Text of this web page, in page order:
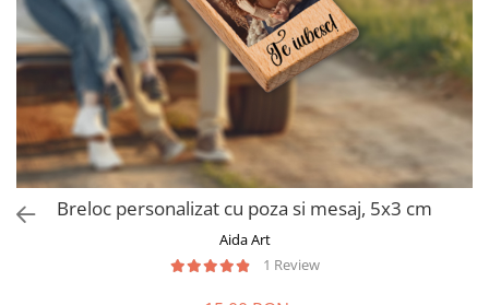
Decoratiuni Paste
Insigne / Brose
Agende Personalizate
Agende A5
Agende A6
Planner / Jurnal
Print personalizat
Invitatii personalizate
Cadouri absolvire
Breloc personalizat cu poza si mesaj, 5x3 cm
Aida Art
1 Review